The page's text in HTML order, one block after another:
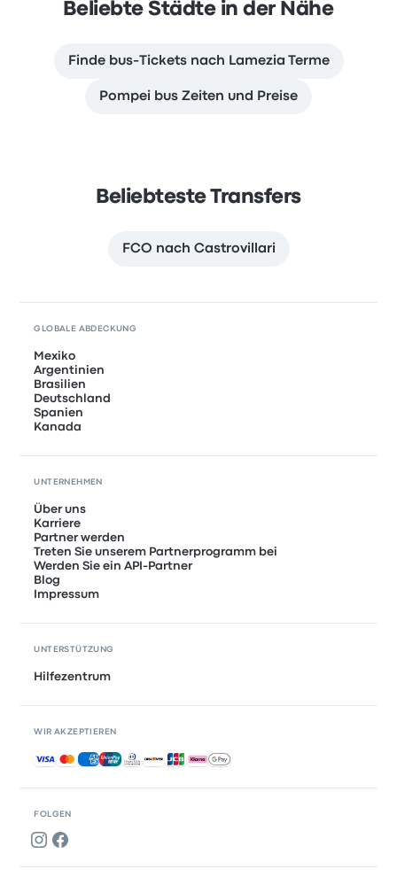
Beliebte Städte in der Nähe
Finde bus-Tickets nach Lamezia Terme
Pompei bus Zeiten und Preise
Beliebteste Transfers
FCO nach Castrovillari
FOLGEN
GLOBALE ABDECKUNG
Mexiko
Argentinien
Brasilien
Deutschland
Spanien
Kanada
UNTERNEHMEN
Über uns
Karriere
Partner werden
Treten Sie unserem Partnerprogramm bei
Werden Sie ein API-Partner
Blog
Impressum
UNTERSTÜTZUNG
Hilfezentrum
WIR AKZEPTIEREN
Akzeptierte Zahlungsmethoden